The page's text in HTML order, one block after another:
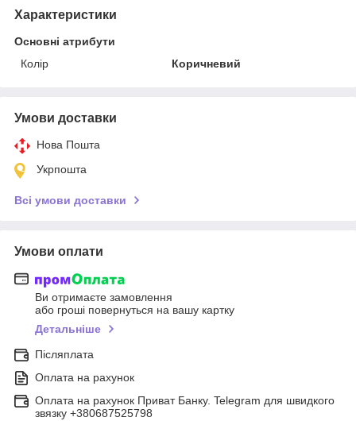
Характеристики
Основні атрибути
Колір
Коричневий
Умови доставки
Нова Пошта
Укрпошта
Всі умови доставки
Умови оплати
Ви отримаєте замовлення
або гроші повернуться на вашу картку
Детальніше
Післяплата
Оплата на рахунок
Оплата на рахунок Приват Банку. Telegram для швидкого
звязку +380687525798